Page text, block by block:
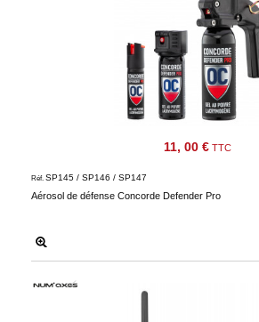
11, 00 €TTC
Aérosol de défense Concorde Defender Pro
Réf. SP145 / SP146 / SP147